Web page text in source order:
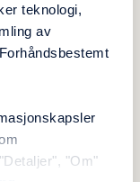
teknologi,
av
"Om"
kan